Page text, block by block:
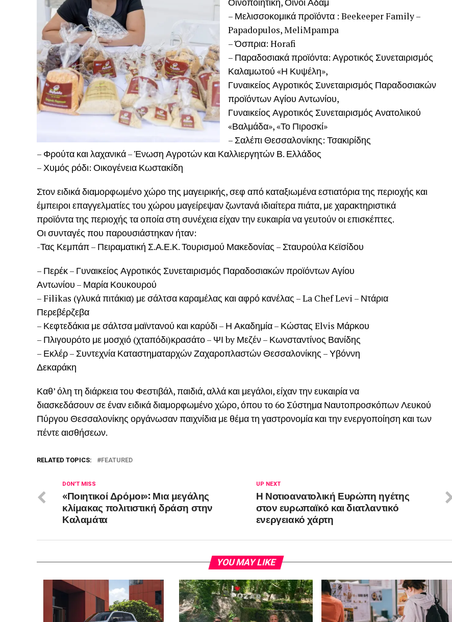
– Μελισσοκομικά προϊόντα : Beekeeper Family –
Papadopulos, MeliMpampa
– Όσπρια: Horafi
– Παραδοσιακά προϊόντα: Αγροτικός Συνεταιρισμός
Καλαμωτού «Η Κυψέλη»,
Γυναικείος Αγροτικός Συνεταιρισμός Παραδοσιακών
προϊόντων Αγίου Αντωνίου,
Γυναικείος Αγροτικός Συνεταιρισμός Ανατολικού
«Βαλμάδα», «Το Πιροσκί»
– Σαλέπι Θεσσαλονίκης: Τσακιρίδης
– Φρούτα και λαχανικά – Ένωση Αγροτών και Καλλιεργητών Β. Ελλάδος
– Χυμός ρόδι: Οικογένεια Κωστακίδη
Στον ειδικά διαμορφωμένο χώρο της μαγειρικής, σεφ από καταξιωμένα εστιατόρια της περιοχής και
έμπειροι επαγγελματίες του χώρου μαγείρεψαν ζωντανά ιδιαίτερα πιάτα, με χαρακτηριστικά
προϊόντα της περιοχής τα οποία στη συνέχεια είχαν την ευκαιρία να γευτούν οι επισκέπτες.
Οι συνταγές που παρουσιάστηκαν ήταν:
-Τας Κεμπάπ – Πειραματική Σ.Α.Ε.Κ. Τουρισμού Μακεδονίας – Σταυρούλα Κεϊσίδου
– Περέκ – Γυναικείος Αγροτικός Συνεταιρισμός Παραδοσιακών προϊόντων Αγίου
Αντωνίου – Μαρία Κουκουρού
– Filikas (γλυκά πιτάκια) με σάλτσα καραμέλας και αφρό κανέλας – La Chef Levi – Ντάρια
Περεβέρζεβα
– Κεφτεδάκια με σάλτσα μαϊντανού και καρύδι – Η Ακαδημία – Κώστας Elvis Μάρκου
– Πλιγουρότο με μοσχιό (χταπόδι)κρασάτο – ΨΙ by Μεζέν – Κωνσταντίνος Βανίδης
– Εκλέρ – Συντεχνία Καταστηματαρχών Ζαχαροπλαστών Θεσσαλονίκης – Υβόννη
Δεκαράκη
Καθ’ όλη τη διάρκεια του Φεστιβάλ, παιδιά, αλλά και μεγάλοι, είχαν την ευκαιρία να
διασκεδάσουν σε έναν ειδικά διαμορφωμένο χώρο, όπου το 6ο Σύστημα Ναυτοπροσκόπων Λευκού
Πύργου Θεσσαλονίκης οργάνωσαν παιχνίδια με θέμα τη γαστρονομία και την ενεργοποίηση και των
πέντε αισθήσεων.
RELATED TOPICS: FEATURED
UP NEXT
Η Νοτιοανατολική Ευρώπη ηγέτης
στον ευρωπαϊκό και διατλαντικό
ενεργειακό χάρτη
DON'T MISS
«Ποιητικοί Δρόμοι»: Μια μεγάλης
κλίμακας πολιτιστική δράση στην
Καλαμάτα
YOU MAY LIKE